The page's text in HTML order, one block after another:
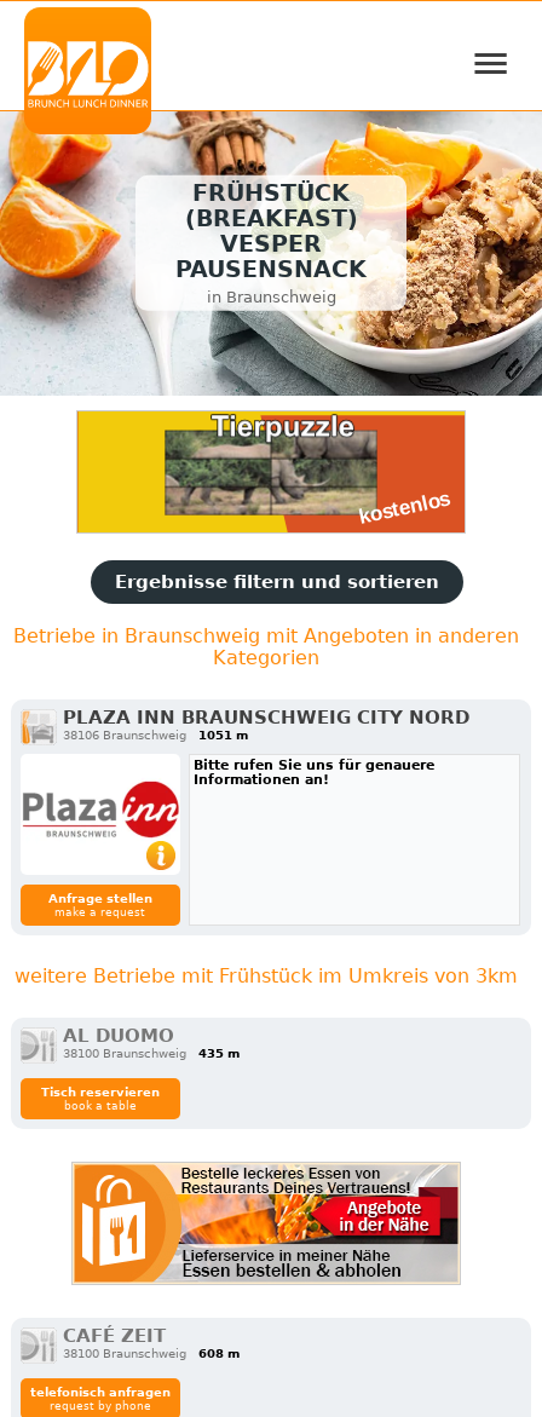
≡
FRÜHSTÜCK
(BREAKFAST)
VESPER
PAUSENSNACK
in Braunschweig
Ergebnisse filtern und sortieren
Betriebe in Braunschweig mit Angeboten in anderen
Kategorien
PLAZA INN BRAUNSCHWEIG CITY NORD
38106 Braunschweig 1051 m
Anfrage stellen
make a request
Bitte rufen Sie uns für genauere
Informationen an!
weitere Betriebe mit Frühstück im Umkreis von 3km
AL DUOMO
38100 Braunschweig 435 m
Tisch reservieren
book a table
CAFÉ ZEIT
38100 Braunschweig 608 m
telefonisch anfragen
request by phone